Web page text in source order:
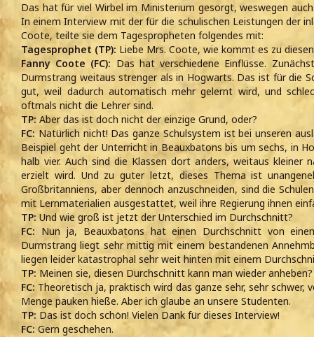
Das hat für viel Wirbel im Ministerium gesorgt, weswegen
In einem Interview mit der für die schulischen Leistungen der
Coote, teilte sie dem Tagespropheten folgendes mit:
Tagesprophet (TP): Liebe Mrs. Coote, wie kommt es zu
Fanny Coote (FC): Das hat verschiedene Einflüsse.
Durmstrang weitaus strenger als in Hogwarts. Das ist für die
gut, weil dadurch automatisch mehr gelernt wird, und
oftmals nicht die Lehrer sind.
TP: Aber das ist doch nicht der einzige Grund, oder?
FC: Natürlich nicht! Das ganze Schulsystem ist bei unseren
Beispiel geht der Unterricht in Beauxbatons bis um sechs, in
halb vier. Auch sind die Klassen dort anders, weitaus kleiner
erzielt wird. Und zu guter letzt, dieses Thema ist
Großbritanniens, aber dennoch anzuschneiden, sind die
mit Lernmaterialien ausgestattet, weil ihre Regierung ihnen
TP: Und wie groß ist jetzt der Unterschied im Durchschnitt?
FC: Nun ja, Beauxbatons hat einen Durchschnitt von
Durmstrang liegt sehr mittig mit einem bestandenen
liegen leider katastrophal sehr weit hinten mit einem
TP: Meinen sie, diesen Durchschnitt kann man wieder anheben?
FC: Theoretisch ja, praktisch wird das ganze sehr, sehr schwer,
Menge pauken hieße. Aber ich glaube an unsere Studenten.
TP: Das ist doch schön! Vielen Dank für dieses Interview!
FC: Gern geschehen.